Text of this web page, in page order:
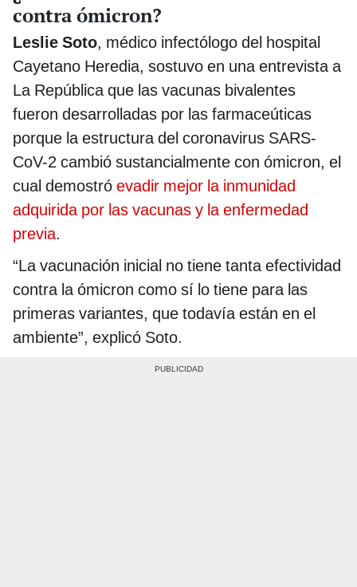
contra ómicron?
Leslie Soto, médico infectólogo del hospital
Cayetano Heredia, sostuvo en una entrevista a
La República que las vacunas bivalentes
fueron desarrolladas por las farmaceúticas
porque la estructura del coronavirus SARS-
CoV-2 cambió sustancialmente con ómicron, el
cual demostró evadir mejor la inmunidad
adquirida por las vacunas y la enfermedad
previa.
“La vacunación inicial no tiene tanta efectividad
contra la ómicron como sí lo tiene para las
primeras variantes, que todavía están en el
ambiente”, explicó Soto.